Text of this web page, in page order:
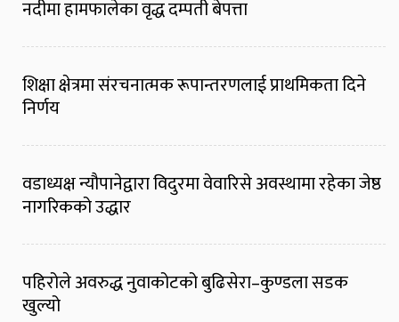
नदीमा हामफालेका वृद्ध दम्पती बेपत्ता
शिक्षा क्षेत्रमा संरचनात्मक रूपान्तरणलाई प्राथमिकता दिने
निर्णय
वडाध्यक्ष न्यौपानेद्वारा विदुरमा वेवारिसे अवस्थामा रहेका जेष्ठ
नागरिकको उद्धार
पहिरोले अवरुद्ध नुवाकोटको बुढिसेरा–कुण्डला सडक
खुल्यो